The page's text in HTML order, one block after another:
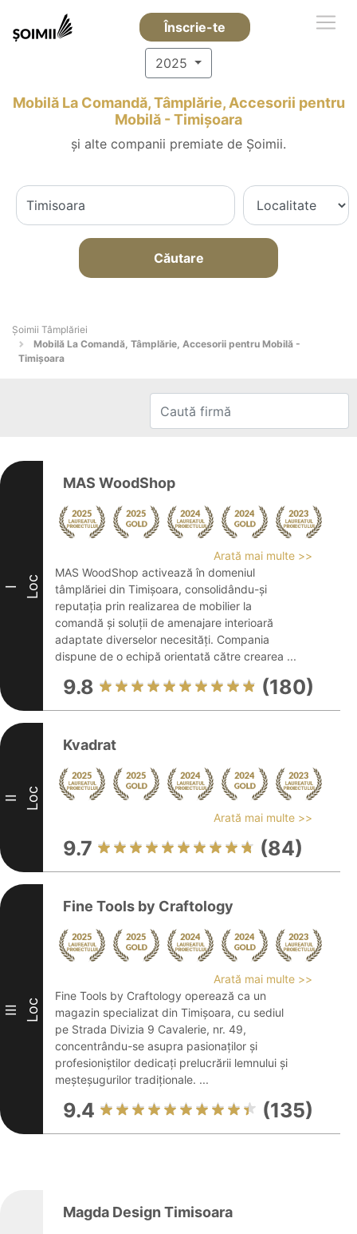
Înscrie-te
2025
Mobilă La Comandă, Tâmplărie, Accesorii pentru
Mobilă - Timişoara
și alte companii premiate de Șoimii.
Căutare
Șoimii Tâmplăriei
Mobilă La Comandă, Tâmplărie, Accesorii pentru Mobilă -
Timişoara
I Loc
MAS WoodShop
Arată mai multe >>
MAS WoodShop activează în domeniul
tâmplăriei din Timișoara, consolidându-și
reputația prin realizarea de mobilier la
comandă și soluții de amenajare interioară
adaptate diverselor necesități. Compania
dispune de o echipă orientată către crearea ...
9.8 (180)
II Loc
Kvadrat
Arată mai multe >>
9.7 (84)
III Loc
Fine Tools by Craftology
Arată mai multe >>
Fine Tools by Craftology operează ca un
magazin specializat din Timișoara, cu sediul
pe Strada Divizia 9 Cavalerie, nr. 49,
concentrându-se asupra pasionaților și
profesioniștilor dedicați prelucrării lemnului și
meșteșugurilor tradiționale. ...
9.4 (135)
Magda Design Timisoara